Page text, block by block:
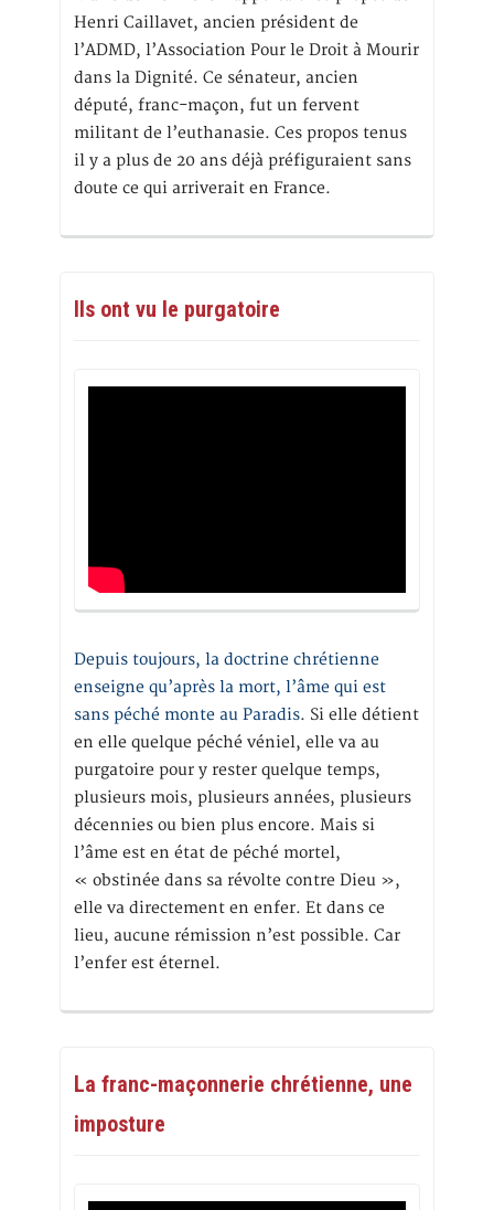
Henri Caillavet, ancien président de
l’ADMD, l’Association Pour le Droit à Mourir
dans la Dignité. Ce sénateur, ancien
député, franc-maçon, fut un fervent
militant de l’euthanasie. Ces propos tenus
il y a plus de 20 ans déjà préfiguraient sans
doute ce qui arriverait en France.
Ils ont vu le purgatoire
Depuis toujours, la doctrine chrétienne
enseigne qu’après la mort, l’âme qui est
sans péché monte au Paradis. Si elle détient
en elle quelque péché véniel, elle va au
purgatoire pour y rester quelque temps,
plusieurs mois, plusieurs années, plusieurs
décennies ou bien plus encore. Mais si
l’âme est en état de péché mortel,
« obstinée dans sa révolte contre Dieu »,
elle va directement en enfer. Et dans ce
lieu, aucune rémission n’est possible. Car
l’enfer est éternel.
La franc-maçonnerie chrétienne, une
imposture